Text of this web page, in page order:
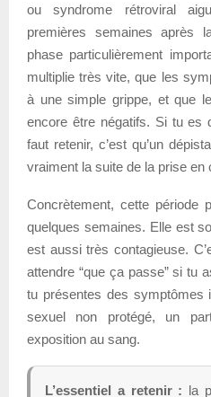
ou syndrome rétroviral
premières semaines après
phase particulièrement
multiplie très vite, que les
à une simple grippe, et que
encore être négatifs. Si tu es
faut retenir, c’est qu’un
vraiment la suite de la prise en
Concrètement, cette période
quelques semaines. Elle est
est aussi très contagieuse.
attendre “que ça passe” si tu
tu présentes des symptômes
sexuel non protégé, un
exposition au sang.
L’essentiel a retenir : la